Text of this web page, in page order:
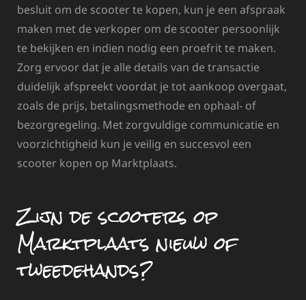
besluit om de scooter te kopen, kun je een afspraak
maken met de verkoper om de scooter persoonlijk
te bekijken en indien nodig een proefrit te maken.
Zorg ervoor dat je alle details van de transactie
duidelijk afspreekt voordat je tot aankoop overgaat,
zoals de prijs, betalingsmethode en ophaal- of
bezorgregeling. Met zorgvuldige communicatie en
voorzichtigheid kun je veilig en succesvol een
scooter kopen op Marktplaats.
Zijn de scooters op
Marktplaats nieuw of
tweedehands?